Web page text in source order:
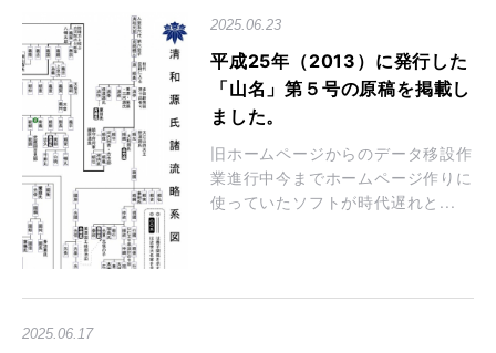
2025.06.23
平成25年（2013）に発行した
「山名」第５号の原稿を掲載し
ました。
旧ホームページからのデータ移設作
業進行中今までホームページ作りに
使っていたソフトが時代遅れと...
2025.06.17